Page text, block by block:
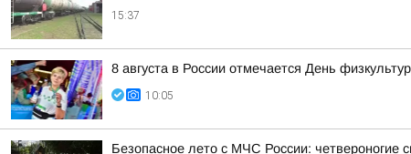
15:37
8 августа в России отмечается День
10:05
Безопасное лето с МЧС России: четвероногие